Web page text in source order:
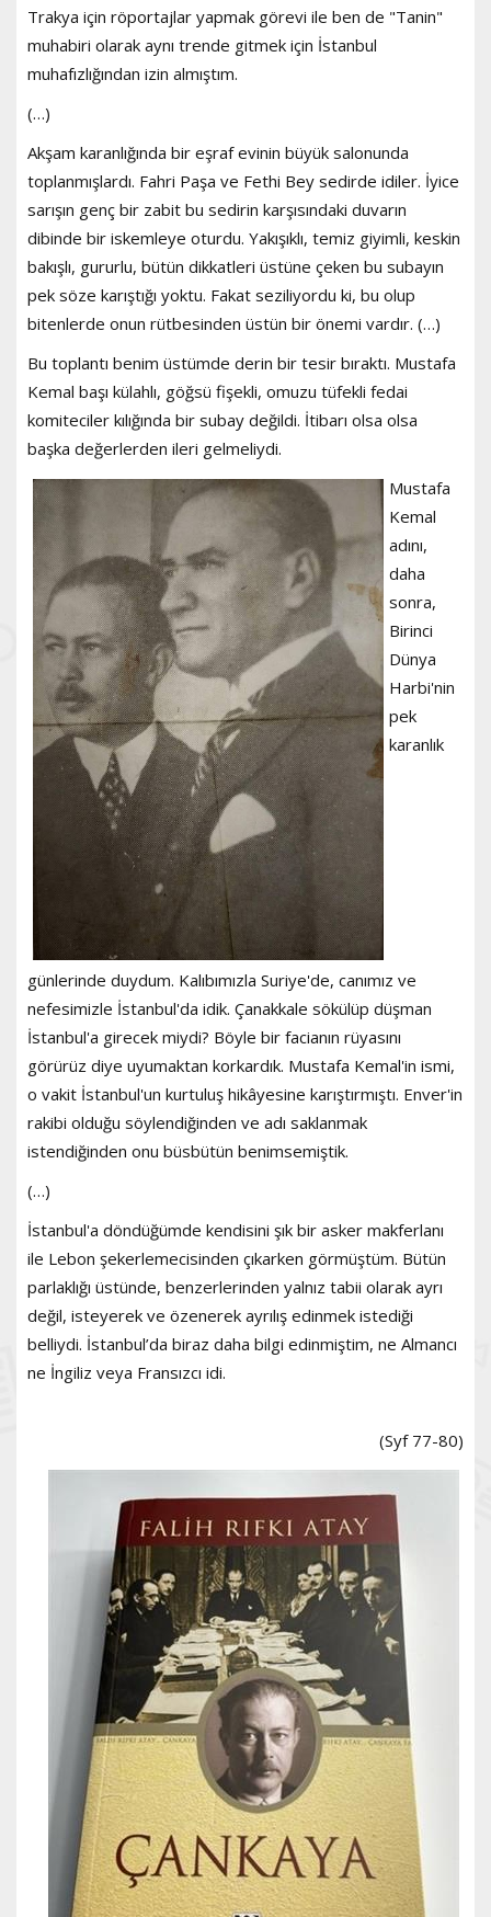
Trakya için röportajlar yapmak görevi ile ben de "Tanin"
muhabiri olarak aynı trende gitmek için İstanbul
muhafızlığından izin almıştım.
(…)
Akşam karanlığında bir eşraf evinin büyük salonunda
toplanmışlardı. Fahri Paşa ve Fethi Bey sedirde idiler. İyice
sarışın genç bir zabit bu sedirin karşısındaki duvarın
dibinde bir iskemleye oturdu. Yakışıklı, temiz giyimli, keskin
bakışlı, gururlu, bütün dikkatleri üstüne çeken bu subayın
pek söze karıştığı yoktu. Fakat seziliyordu ki, bu olup
bitenlerde onun rütbesinden üstün bir önemi vardır. (…)
Bu toplantı benim üstümde derin bir tesir bıraktı. Mustafa
Kemal başı külahlı, göğsü fişekli, omuzu tüfekli fedai
komiteciler kılığında bir subay değildi. İtibarı olsa olsa
başka değerlerden ileri gelmeliydi.
Mustafa
Kemal
adını,
daha
sonra,
Birinci
Dünya
Harbi'nin
pek
karanlık
günlerinde duydum. Kalıbımızla Suriye'de, canımız ve
nefesimizle İstanbul'da idik. Çanakkale sökülüp düşman
İstanbul'a girecek miydi? Böyle bir facianın rüyasını
görürüz diye uyumaktan korkardık. Mustafa Kemal'in ismi,
o vakit İstanbul'un kurtuluş hikâyesine karıştırmıştı. Enver'in
rakibi olduğu söylendiğinden ve adı saklanmak
istendiğinden onu büsbütün benimsemiştik.
(…)
İstanbul'a döndüğümde kendisini şık bir asker makferlanı
ile Lebon şekerlemecisinden çıkarken görmüştüm. Bütün
parlaklığı üstünde, benzerlerinden yalnız tabii olarak ayrı
değil, isteyerek ve özenerek ayrılış edinmek istediği
belliydi. İstanbul’da biraz daha bilgi edinmiştim, ne Almancı
ne İngiliz veya Fransızcı idi.
(Syf 77-80)